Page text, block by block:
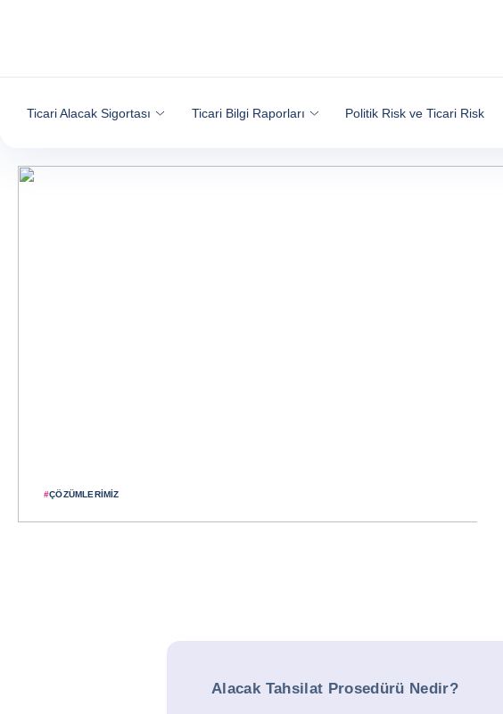
Ticari Alacak Sigortası Ticari Bilgi Raporları Politik Risk ve Ticari Risk
#ÇÖZÜMLERIMIZ
Alacak Tahsilat Prosedürü Nedir?